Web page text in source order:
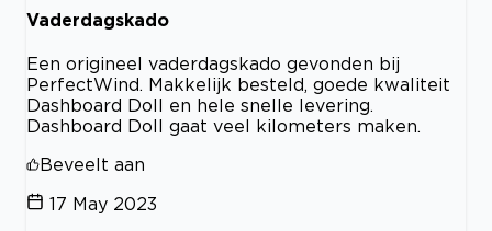
Vaderdagskado
Een origineel vaderdagskado gevonden bij
PerfectWind. Makkelijk besteld, goede kwaliteit
Dashboard Doll en hele snelle levering.
Dashboard Doll gaat veel kilometers maken.
Beveelt aan
17 May 2023